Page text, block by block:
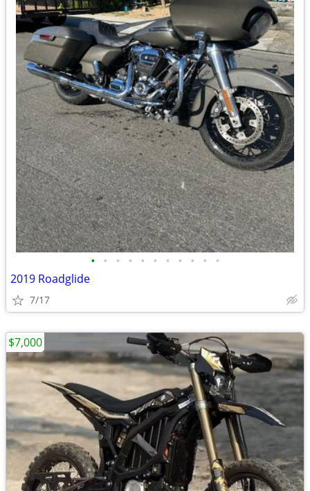
• • • • • • • • • • •
2019 Roadglide
7/17
$7,000